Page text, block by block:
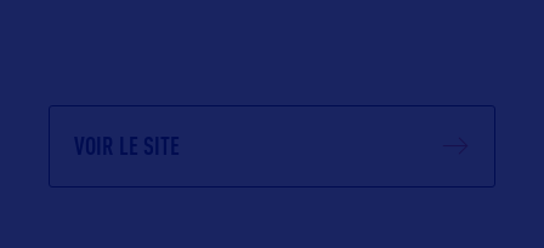
VOIR LE SITE